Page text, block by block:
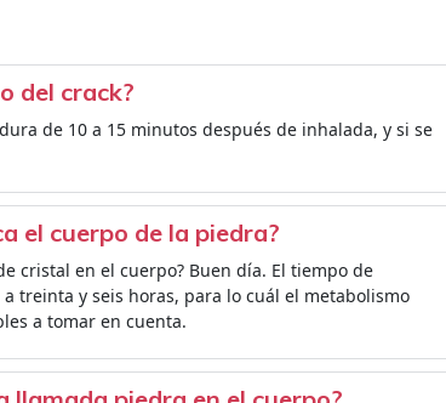
del crack?
de 10 a 15 minutos después de inhalada, y si se
el cuerpo de la piedra?
cristal en el cuerpo? Buen día. El tiempo de
treinta y seis horas, para lo cuál el metabolismo
a tomar en cuenta.